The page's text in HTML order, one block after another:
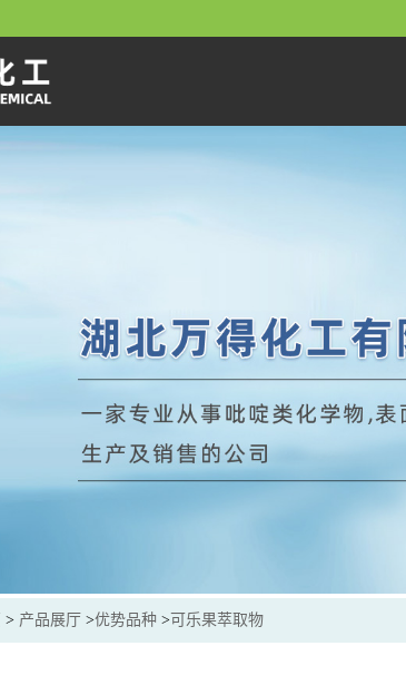
> 产品展厅 >优势品种 > 可乐果萃取物